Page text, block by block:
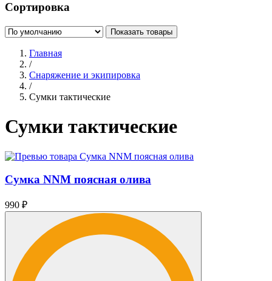
Сортировка
Показать товары
Главная
/
Снаряжение и экипировка
/
Сумки тактические
Сумки тактические
Сумка NNM поясная олива
990 ₽